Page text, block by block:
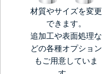
材質やサイズを変更
できます。
追加工や表面処理な
どの各種オプション
もご用意していま